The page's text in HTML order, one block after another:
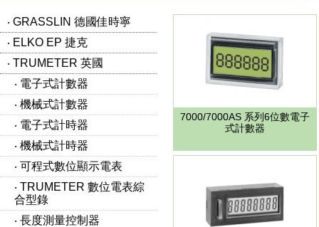
‧ GRASSLIN 德國佳時寧
‧ ELKO EP 捷克
‧ TRUMETER 英國
‧ 電子式計數器
‧ 機械式計數器
‧ 電子式計時器
‧ 機械式計時器
‧ 可程式數位顯示電表
‧ TRUMETER 數位電表綜
合型錄
‧ 長度測量控制器
7000/7000AS 系列6位數電子
式計數器